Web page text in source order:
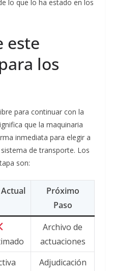
lo que lo ha estado en los
este
los
para continuar con la
que la maquinaria
inmediata para elegir a
de transporte. Los
son:
Próximo
Paso
Archivo de
actuaciones
Adjudicación